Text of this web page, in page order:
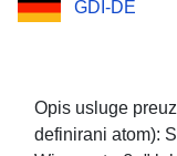
GDI-DE
Opis usluge
definirani atom):